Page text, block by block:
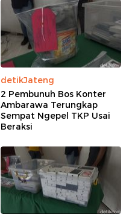
detikJateng
2 Pembunuh Bos Konter
Ambarawa Terungkap
Sempat Ngepel TKP Usai
Beraksi